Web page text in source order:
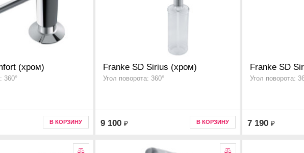
(хром)
360°
В КОРЗИНУ
Franke SD Sirius (хром)
Угол поворота: 360°
9 100 ₽ В КОРЗИНУ
Franke SD
Угол поворота:
7 190 ₽